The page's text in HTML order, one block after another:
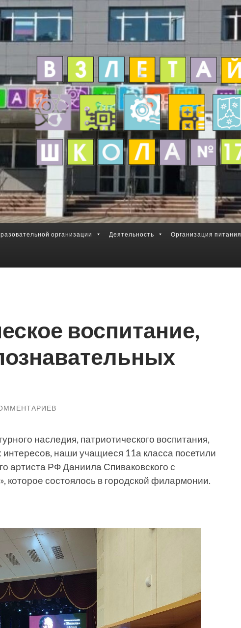
организации Деятельность Организация питания
воспитание,
наследия, патриотического воспитания,
интересов, наши учащиеся 11а класса посетили
артиста РФ Даниила Спиваковского с
которое состоялось в городской филармонии.